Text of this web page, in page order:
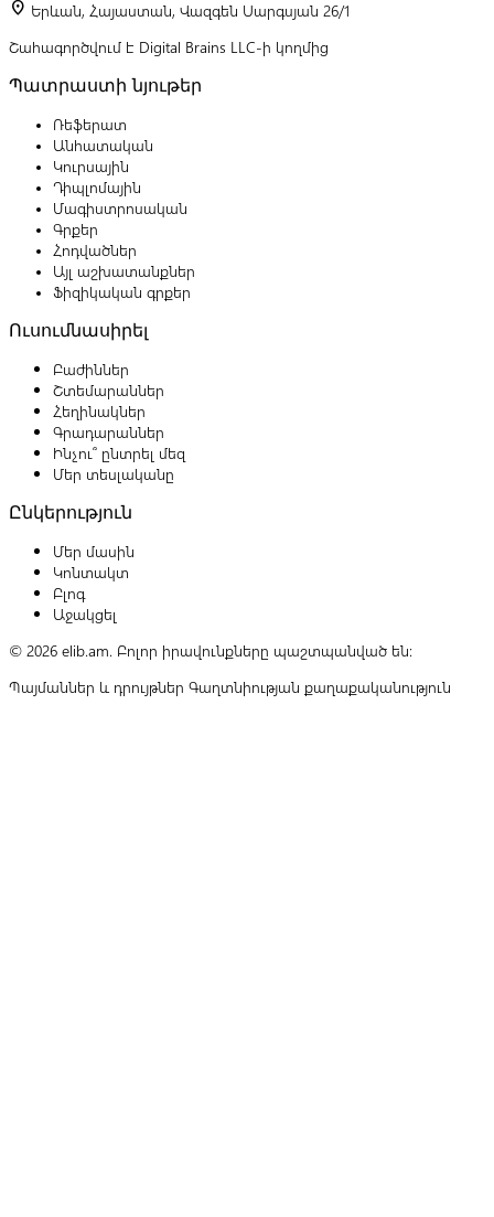
location_on Երևան, Հայաստան, Վազգեն Սարգսյան 26/1
Շահագործվում է Digital Brains LLC-ի կողմից
Պատրաստի նյութեր
Ռեֆերատ
Անհատական
Կուրսային
Դիպլոմային
Մագիստրոսական
Գրքեր
Հոդվածներ
Այլ աշխատանքներ
Ֆիզիկական գրքեր
Ուսումնասիրել
Բաժիններ
Շտեմարաններ
Հեղինակներ
Գրադարաններ
Ինչու՞ ընտրել մեզ
Մեր տեսլականը
Ընկերություն
Մեր մասին
Կոնտակտ
Բլոգ
Աջակցել
© 2026 elib.am. Բոլոր իրավունքները պաշտպանված են:
Պայմաններ և դրույթներ Գաղտնիության քաղաքականություն